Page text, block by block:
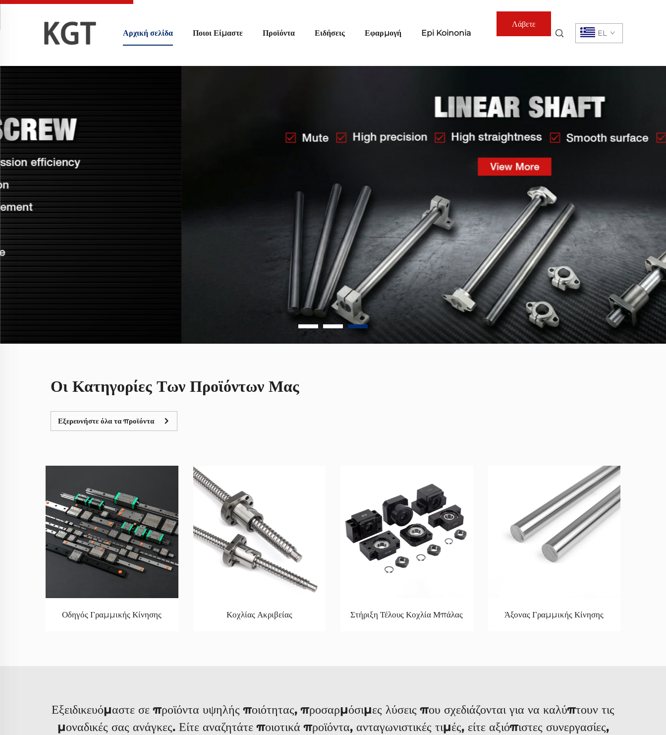
Αρχική σελίδα Ποιοι Είμαστε Προϊόντα Ειδήσεις Εφαρμογή Epi Koinonia
Λάβετε
EL
Οι Κατηγορίες Των Προϊόντων Μας
Εξερευνήστε όλα τα προϊόντα
Οδηγός Γραμμικής Κίνησης Κοχλίας Ακριβείας Στήριξη Τέλους Κοχλία Μπάλας Άξονας Γραμμικής Κίνησης
Εξειδικευόμαστε σε προϊόντα υψηλής ποιότητας, προσαρμόσιμες λύσεις που σχεδιάζονται για να καλύπτουν τις
μοναδικές σας ανάγκες. Είτε αναζητάτε ποιοτικά προϊόντα, ανταγωνιστικές τιμές, είτε αξιόπιστες συνεργασίες,